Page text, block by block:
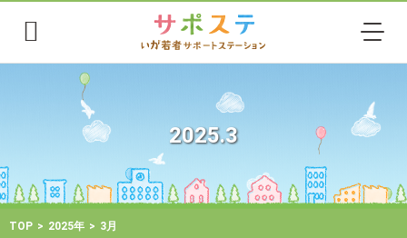
2025.3
TOP 2025年 3月